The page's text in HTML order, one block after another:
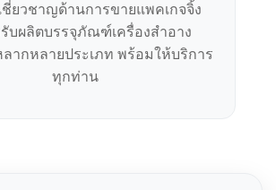
ชี่ยวชาญด้านการขายแพคเกจจิ้ง
บผลิตบรรจุภัณฑ์เครื่องสำอาง
ากหลายประเภท พร้อมให้บริการ
ทุกท่าน